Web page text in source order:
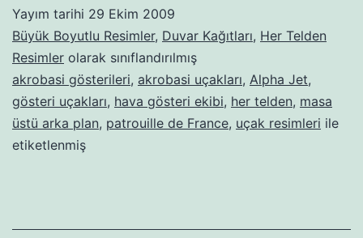
Yayım tarihi 29 Ekim 2009
Büyük Boyutlu Resimler, Duvar Kağıtları, Her Telden
Resimler olarak sınıflandırılmış
akrobasi gösterileri, akrobasi uçakları, Alpha Jet,
gösteri uçakları, hava gösteri ekibi, her telden, masa
üstü arka plan, patrouille de France, uçak resimleri ile
etiketlenmiş